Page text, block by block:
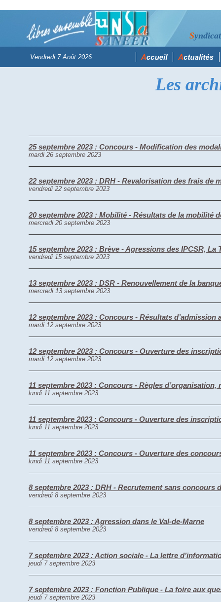
Les
S
25 septembre 2023 : Concours - Modification des
mardi 26 septembre 2023
22 septembre 2023 : DRH - Revalorisation des frais de
vendredi 22 septembre 2023
20 septembre 2023 : Mobilité - Résultats de la mobilité
mercredi 20 septembre 2023
15 septembre 2023 : Brève - Agressions des IPCSR,
vendredi 15 septembre 2023
13 septembre 2023 : DSR - Renouvellement de la
mercredi 13 septembre 2023
12 septembre 2023 : Concours - Résultats d’admission
mardi 12 septembre 2023
12 septembre 2023 : Concours - Ouverture des
mardi 12 septembre 2023
11 septembre 2023 : Concours - Règles d’organisation,
lundi 11 septembre 2023
11 septembre 2023 : Concours - Ouverture des
lundi 11 septembre 2023
11 septembre 2023 : Concours - Ouverture des
lundi 11 septembre 2023
8 septembre 2023 : DRH - Recrutement sans concours
vendredi 8 septembre 2023
8 septembre 2023 : Agression dans le Val-de-Marne
vendredi 8 septembre 2023
7 septembre 2023 : Action sociale - La lettre
jeudi 7 septembre 2023
7 septembre 2023 : Fonction Publique - La foire aux
jeudi 7 septembre 2023